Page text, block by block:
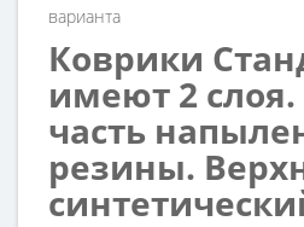
варианта
Коврики
имеют 2
часть
резины.